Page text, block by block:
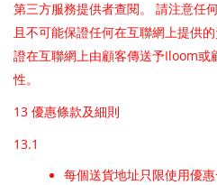
第三方服務提供者查閱。
請注意任
且不可能保證任何在互聯網上提供
證在互聯網上由顧客傳送予Iloom或
性。
13 優惠條款及細則
13.1
每個送貨地址只限使用優惠